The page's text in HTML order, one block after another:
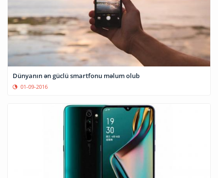
Dünyanın ən güclü smartfonu məlum olub
01-09-2016